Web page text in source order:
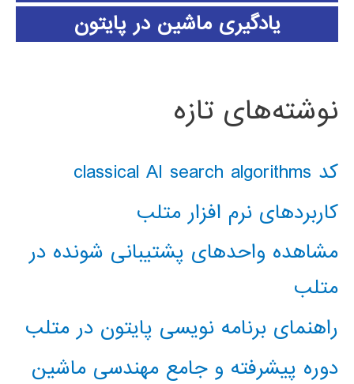
یادگیری ماشین در پایتون
نوشته‌های تازه
کد classical AI search algorithms
کاربردهای نرم افزار متلب
مشاهده واحدهای پشتیبانی شونده در
متلب
راهنمای برنامه نویسی پایتون در متلب
دوره پیشرفته و جامع مهندسی ماشین